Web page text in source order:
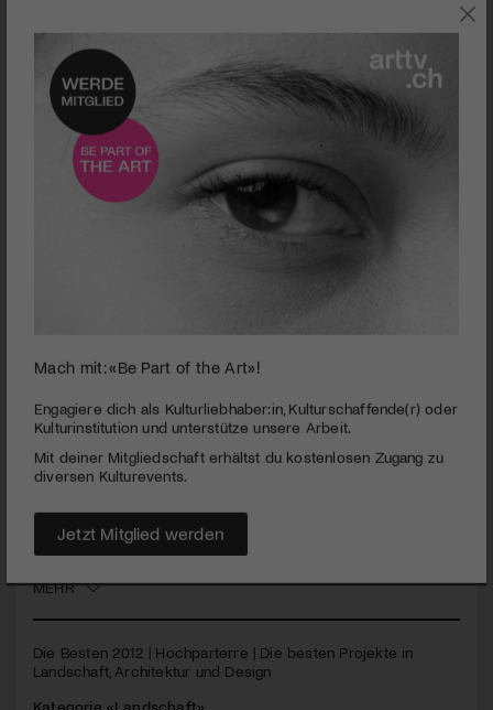
minutes,
seconds
Landschaftsarchitektur
Die Plaine de Plainpalais in Genf von Julien Descombes und
Architekturprojekt der Schweiz. Die Jury der
Architekturzeitschrift Hochparterre zeigt sich fasziniert, wie
der neu gestaltete Platz ein Quartier aufwertet.
MEHR
Die Besten 2012 | Hochparterre | Die besten Projekte in
Landschaft, Architektur und Design
Kategorie «Landschaft»
Mach mit: «Be Part of the Art»!
Engagiere dich als Kulturliebhaber:in, Kulturschaffende(r) oder
Kulturinstitution und unterstütze unsere Arbeit.
Mit deiner Mitgliedschaft erhältst du kostenlosen Zugang zu
diversen Kulturevents.
Jetzt Mitglied werden